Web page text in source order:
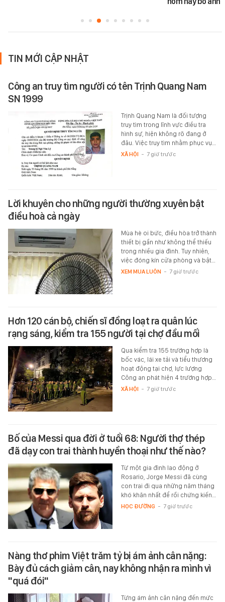
TIN MỚI CẬP NHẬT
Công an truy tìm người có tên Trịnh Quang Nam
SN 1999
Trịnh Quang Nam là đối tượng
truy tìm trong lĩnh vực điều tra
hình sự, hiện không rõ đang ở
đâu. Việc truy tìm nhằm phục vụ…
XÃ HỘI - 7 giờ trước
Lời khuyên cho những người thường xuyên bật
điều hoà cả ngày
Mùa hè oi bức, điều hòa trở thành
thiết bị gần như không thể thiếu
trong nhiều gia đình. Tuy nhiên,
việc đóng kín cửa phòng và bật…
XEM MUA LUÔN - 7 giờ trước
Hơn 120 cán bộ, chiến sĩ đồng loạt ra quân lúc
rạng sáng, kiểm tra 155 người tại chợ đầu mối
Qua kiểm tra 155 trường hợp là
bốc vác, lái xe tải và tiểu thương
hoạt động tại chợ, lực lượng
Công an phát hiện 4 trường hợp…
XÃ HỘI - 7 giờ trước
Bố của Messi qua đời ở tuổi 68: Người thợ thép
đã dạy con trai thành huyền thoại như thế nào?
Từ một gia đình lao động ở
Rosario, Jorge Messi đã cùng
con trai đi qua những năm tháng
khó khăn nhất để rồi chứng kiến…
HỌC ĐƯỜNG - 7 giờ trước
Nàng thơ phim Việt trăm tỷ bị ám ảnh cân nặng:
Bày đủ cách giảm cân, nay không nhận ra mình vì
"quá đói"
Từng ám ảnh cân nặng đến mức